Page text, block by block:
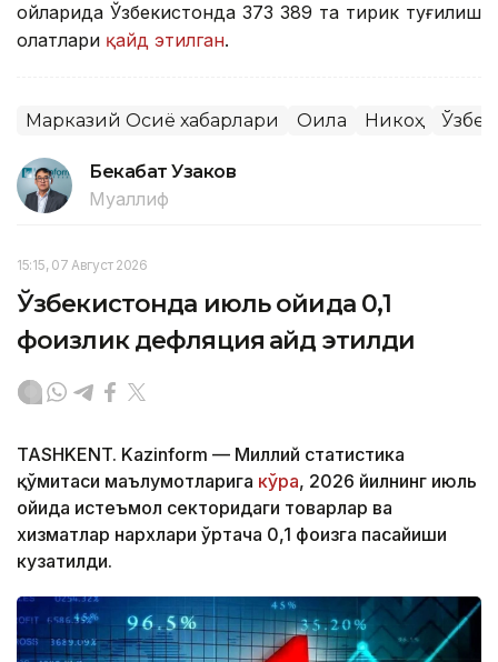
ойларида Ўзбекистонда 373 389 та тирик туғилиш
ҳолатлари қайд этилган.
Марказий Осиё хабарлари Оила Никоҳ
Бекабат Узаков
Муаллиф
15:15, 07 Август 2026
Ўзбекистонда июль ойида 0,1
фоизлик дефляция қайд этилди
TASHKENT. Kazinform — Миллий статистика
қўмитаси маълумотларига кўра, 2026 йилнинг июль
ойида истеъмол секторидаги товарлар ва
хизматлар нархлари ўртача 0,1 фоизга пасайиши
кузатилди.